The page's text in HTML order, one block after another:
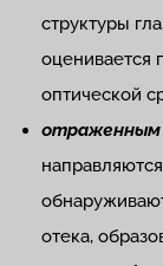
структуры
оценивается
оптической
отека,